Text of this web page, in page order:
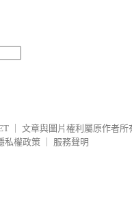
文章與圖片權利屬原作者所
私權政策
服務聲明